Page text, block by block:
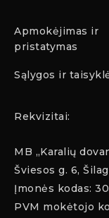
Apmokėjimas ir
pristatymas
Sąlygos ir
Rekvizitai:
MB „Karalių
Šviesos g. 6,
Įmonės kodas:
PVM mokėtojo